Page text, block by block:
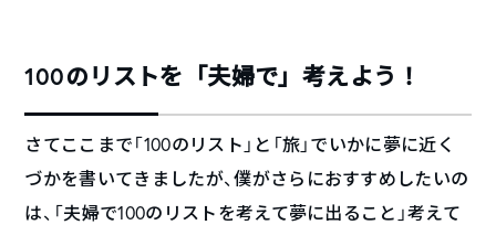
100のリストを「夫婦で」考えよう！
さてここまで「100のリスト」と「旅」でいかに夢に近く
づかを書いてきましたが、僕がさらにおすすめしたいの
は、「夫婦で100のリストを考えて夢に出ること」考えて